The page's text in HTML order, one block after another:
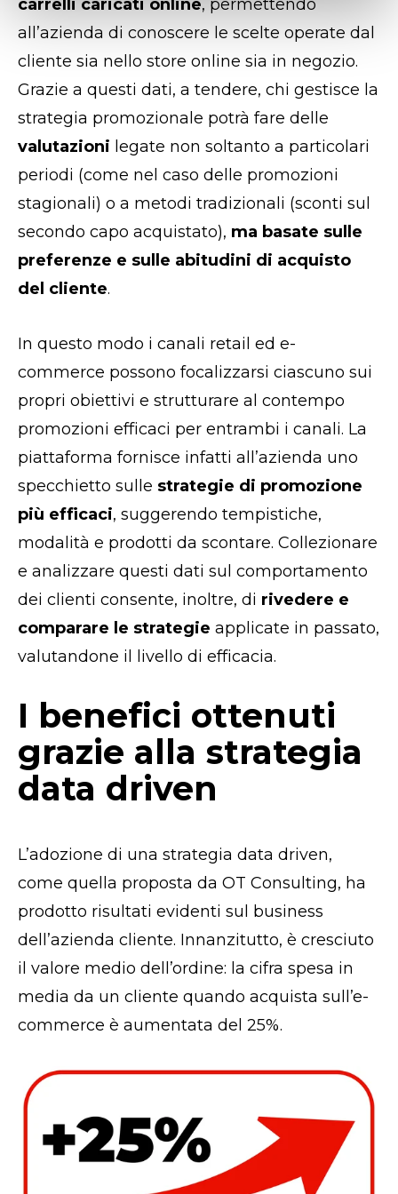
carrelli caricati online, permettendo
all’azienda di conoscere le scelte operate dal
cliente sia nello store online sia in negozio.
Grazie a questi dati, a tendere, chi gestisce la
strategia promozionale potrà fare delle
valutazioni legate non soltanto a particolari
periodi (come nel caso delle promozioni
stagionali) o a metodi tradizionali (sconti sul
secondo capo acquistato), ma basate sulle
preferenze e sulle abitudini di acquisto
del cliente.
In questo modo i canali retail ed e-
commerce possono focalizzarsi ciascuno sui
propri obiettivi e strutturare al contempo
promozioni efficaci per entrambi i canali. La
piattaforma fornisce infatti all’azienda uno
specchietto sulle strategie di promozione
più efficaci, suggerendo tempistiche,
modalità e prodotti da scontare. Collezionare
e analizzare questi dati sul comportamento
dei clienti consente, inoltre, di rivedere e
comparare le strategie applicate in passato,
valutandone il livello di efficacia.
I benefici ottenuti
grazie alla strategia
data driven
L’adozione di una strategia data driven,
come quella proposta da OT Consulting, ha
prodotto risultati evidenti sul business
dell’azienda cliente. Innanzitutto, è cresciuto
il valore medio dell’ordine: la cifra spesa in
media da un cliente quando acquista sull’e-
commerce è aumentata del 25%.